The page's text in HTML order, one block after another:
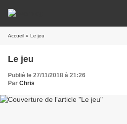
Accueil » Le jeu
Le jeu
Publié le 27/11/2018 à 21:26
Par Chris